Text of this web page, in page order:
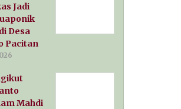
Jadi
Desa
Pacitan
Mahdi